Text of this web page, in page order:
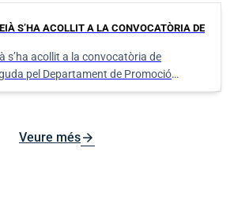
S’HA ACOLLIT A LA CONVOCATÒRIA DE
s’ha acollit a la convocatòria de
pel Departament de Promoció
Local del Consell de Mallorca
Veure mésarrow_forward